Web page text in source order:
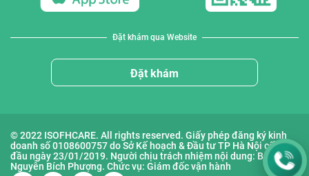
Đặt khám qua Website
Đặt khám
© 2022 ISOFHCARE. All rights reserved. Giấy phép đăng ký kinh
doanh số 0108600757 do Sở Kế hoạch & Đầu tư TP Hà Nội cấp lần
đầu ngày 23/01/2019. Người chịu trách nhiệm nội dung: Bà
Nguyễn Bích Phượng. Chức vụ: Giám đốc vận hành